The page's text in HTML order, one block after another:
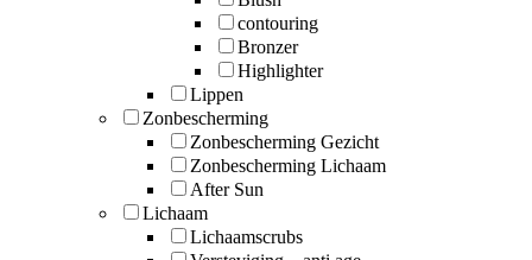
contouring
Bronzer
Highlighter
Lippen
Zonbescherming
Zonbescherming Gezicht
Zonbescherming Lichaam
After Sun
Lichaam
Lichaamscrubs